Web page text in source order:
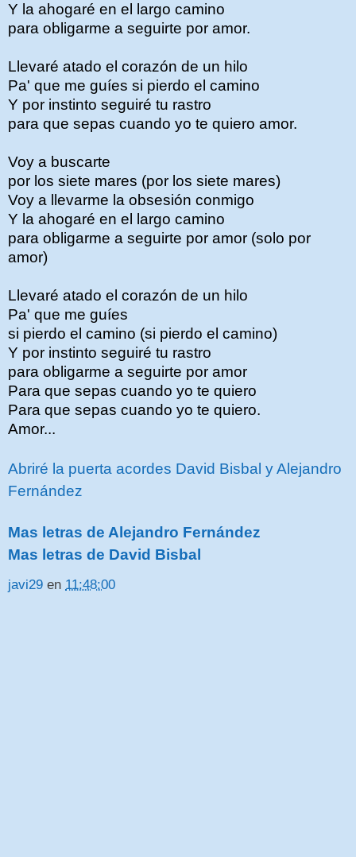
Y la ahogaré en el largo camino
para obligarme a seguirte por amor.
Llevaré atado el corazón de un hilo
Pa' que me guíes si pierdo el camino
Y por instinto seguiré tu rastro
para que sepas cuando yo te quiero amor.
Voy a buscarte
por los siete mares (por los siete mares)
Voy a llevarme la obsesión conmigo
Y la ahogaré en el largo camino
para obligarme a seguirte por amor (solo por
amor)
Llevaré atado el corazón de un hilo
Pa' que me guíes
si pierdo el camino (si pierdo el camino)
Y por instinto seguiré tu rastro
para obligarme a seguirte por amor
Para que sepas cuando yo te quiero
Para que sepas cuando yo te quiero.
Amor...
Abriré la puerta acordes David Bisbal y Alejandro
Fernández
Mas letras de Alejandro Fernández
Mas letras de David Bisbal
javi29 en 11:48:00